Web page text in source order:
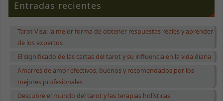
Entradas recientes
Tarot Visa: la mejor forma de obtener respuestas reales y aprender
de los expertos
El significado de las cartas del tarot y su influencia en la vida diaria
Amarres de amor efectivos, buenos y recomendados por los
mejores profesionales
Descubre el mundo del tarot y las terapias holísticas